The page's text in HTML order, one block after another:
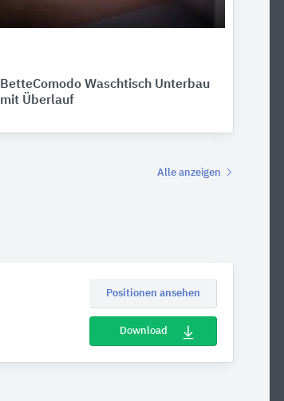
BetteComodo Waschtisch Unterbau
mit Überlauf
Alle anzeigen
Positionen ansehen
Download